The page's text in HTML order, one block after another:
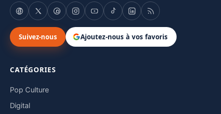
Suivez-nous Ajoutez-nous à vos favoris
CATÉGORIES
Pop Culture
Digital